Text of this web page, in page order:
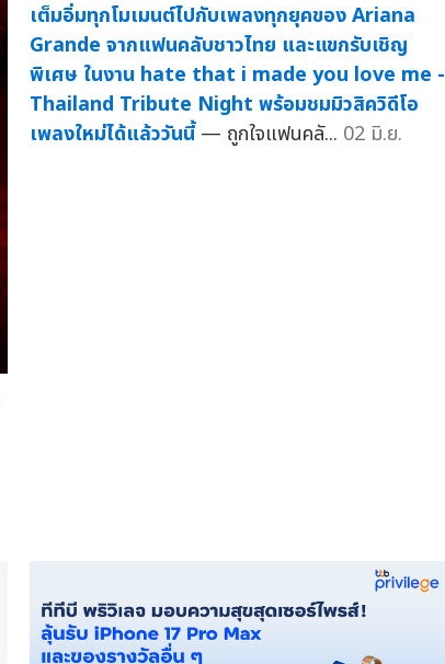
เต็มอิ่มทุกโมเมนต์ไปกับเพลงทุกยุคของ Ariana
Grande จากแฟนคลับชาวไทย และแขกรับเชิญ
พิเศษ ในงาน hate that i made you love me -
Thailand Tribute Night พร้อมชมมิวสิควิดีโอ
เพลงใหม่ได้แล้ววันนี้ — ถูกใจแฟนคลั... 02 มิ.ย.